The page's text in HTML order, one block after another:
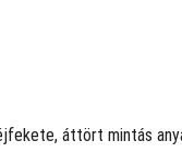
áttört mintás